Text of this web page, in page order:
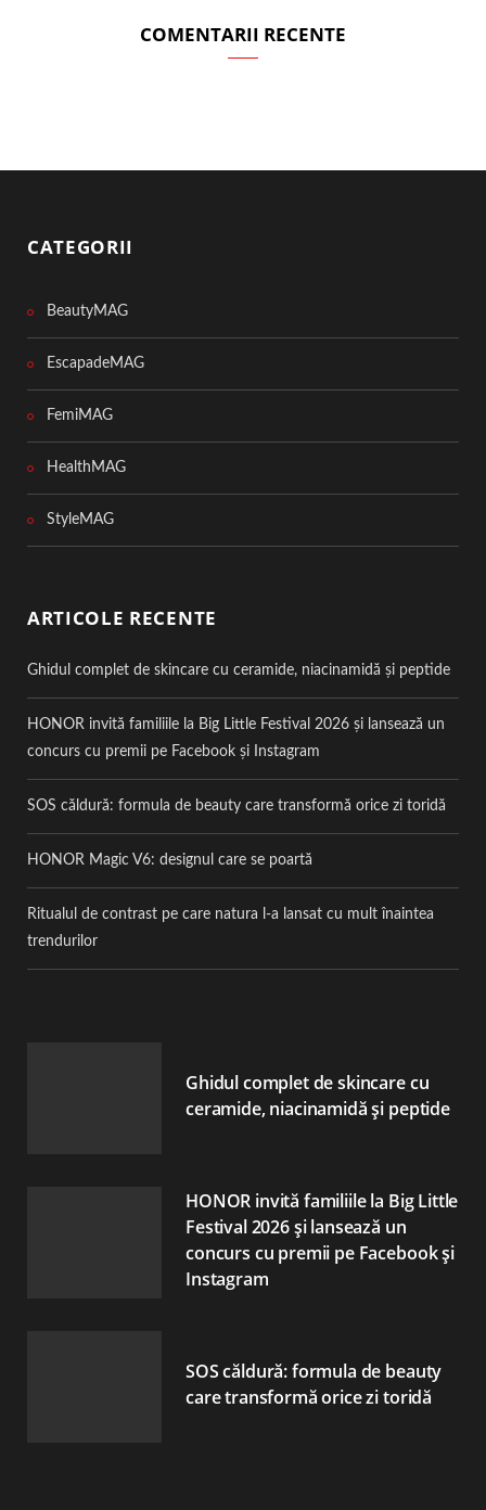
COMENTARII RECENTE
CATEGORII
BeautyMAG
EscapadeMAG
FemiMAG
HealthMAG
StyleMAG
ARTICOLE RECENTE
Ghidul complet de skincare cu ceramide, niacinamidă și peptide
HONOR invită familiile la Big Little Festival 2026 și lansează un
concurs cu premii pe Facebook și Instagram
SOS căldură: formula de beauty care transformă orice zi toridă
HONOR Magic V6: designul care se poartă
Ritualul de contrast pe care natura l-a lansat cu mult înaintea
trendurilor
Ghidul complet de skincare cu
ceramide, niacinamidă și peptide
HONOR invită familiile la Big Little
Festival 2026 și lansează un
concurs cu premii pe Facebook și
Instagram
SOS căldură: formula de beauty
care transformă orice zi toridă